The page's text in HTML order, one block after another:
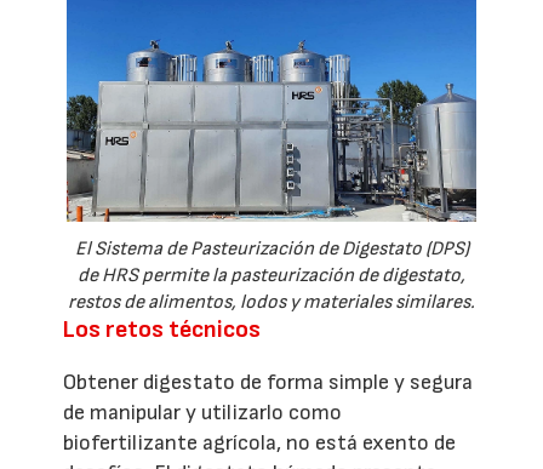
El Sistema de Pasteurización de Digestato (DPS)
de HRS permite la pasteurización de digestato,
restos de alimentos, lodos y materiales similares.
Los retos técnicos
Obtener digestato de forma simple y segura
de manipular y utilizarlo como
biofertilizante agrícola, no está exento de